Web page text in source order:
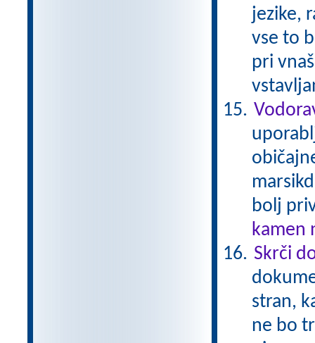
jezike,
vse to
pri
bolj
kamen
Skrči
stran,
ne bo